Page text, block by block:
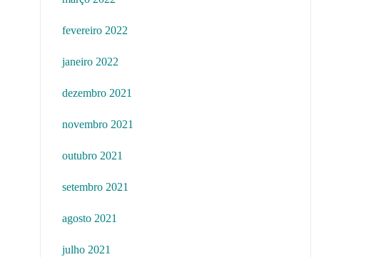
fevereiro 2022
janeiro 2022
dezembro 2021
novembro 2021
outubro 2021
setembro 2021
agosto 2021
julho 2021